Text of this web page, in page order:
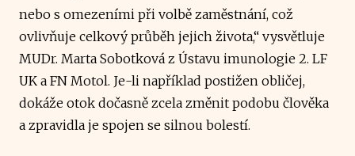
nebo s omezeními při volbě zaměstnání, což
ovlivňuje celkový průběh jejich života,“ vysvětluje
MUDr. Marta Sobotková z Ústavu imunologie 2. LF
UK a FN Motol. Je-li například postižen obličej,
dokáže otok dočasně zcela změnit podobu člověka
a zpravidla je spojen se silnou bolestí.